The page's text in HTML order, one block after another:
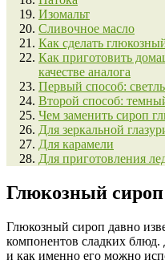
Изомальт
Сливочное масло
Как сделать
Как приготовить
качестве аналога
Первый способ:
Второй способ:
Чем заменить сироп
Для зеркальной
Для карамели
Для приготовления
Глюкозный
Глюкозный сироп давно
компонентов сладких блюд.
и как именно его можно